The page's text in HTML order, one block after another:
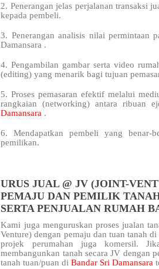
2. Penerangan jelas perjalanan transaksi
kepada pembeli.
3. Penerangan analisis nilai permintaan
Damansara .
4. Pengambilan gambar serta video
(editing) yang menarik bagi tujuan
5. Proses pemasaran efektif melalui
rangkaian (networking) antara ribuan
Damansara .
6. Mendapatkan pembeli yang benar-
pemilikan.
URUS JUAL @ JV (JOINT-
PEMAJU DAN PEMILIK
SERTA PENJUALAN RUMAH
Kami juga menguruskan proses jualan
Venture) dengan pemaju dan tuan tanah
projek perumahan juga komersil.
membangunkan tanah secara JV dengan
tanah tuan/puan diBandar Sri Damansara